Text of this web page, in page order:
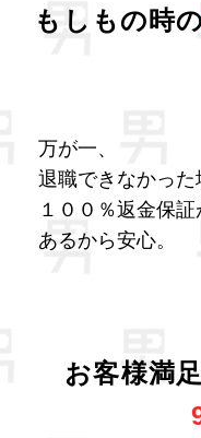
もしもの時の
万が一、
退職できなかった
１００％返金保証
あるから安心。
お客様満